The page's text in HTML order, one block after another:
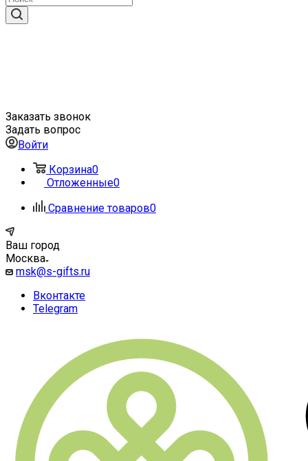
Заказать звонок
Задать вопрос
Войти
Корзина0
Отложенные0
Сравнение товаров0
Ваш город
Москва
msk@s-gifts.ru
Вконтакте
Telegram